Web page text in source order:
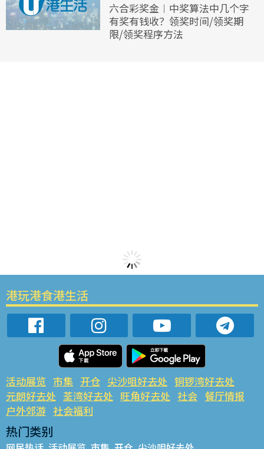
六合彩奖金︱中奖算法中几个字
有奖有钱收？领奖时间/领奖期
限/领奖程序方法
港玩港食港生活
活动展览 市集 开仓 尖沙咀好去处 铜锣湾好去处
元朗好去处 荃湾好去处 旺角好去处 社会 餐厅情报
户外郊游 社会福利
热门类别